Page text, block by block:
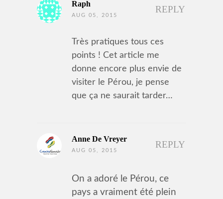
Raph
AUG 05, 2015
REPLY
Très pratiques tous ces
points ! Cet article me
donne encore plus envie de
visiter le Pérou, je pense
que ça ne saurait tarder…
Anne De Vreyer
AUG 05, 2015
REPLY
On a adoré le Pérou, ce
pays a vraiment été plein